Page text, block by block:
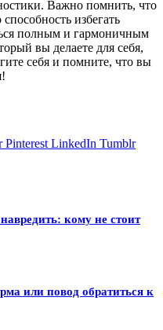
Важно помнить, что
избегать
полным и гармоничным
вы делаете для себя,
себя и помните, что вы
Pinterest LinkedIn Tumblr
кому не стоит
или повод обратиться к